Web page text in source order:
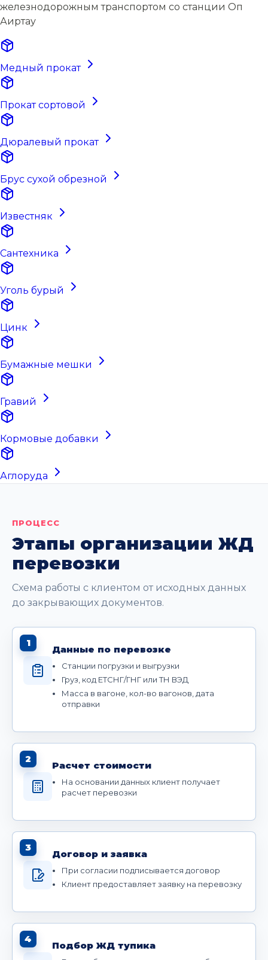
железнодорожным транспортом со станции Оп
Аиртау
Медный прокат
Прокат сортовой
Дюралевый прокат
Брус сухой обрезной
Известняк
Сантехника
Уголь бурый
Цинк
Бумажные мешки
Гравий
Кормовые добавки
Аглоруда
ПРОЦЕСС
Этапы организации ЖД
перевозки
Схема работы с клиентом от исходных данных
до закрывающих документов.
1
Данные по перевозке
Станции погрузки и выгрузки
Груз, код ЕТСНГ/ГНГ или ТН ВЭД
Масса в вагоне, кол-во вагонов, дата
отправки
2
Расчет стоимости
На основании данных клиент получает
расчет перевозки
3
Договор и заявка
При согласии подписывается договор
Клиент предоставляет заявку на перевозку
4
Подбор ЖД тупика